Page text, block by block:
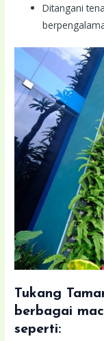
Ditangani
Tukang
berbagai
seperti: